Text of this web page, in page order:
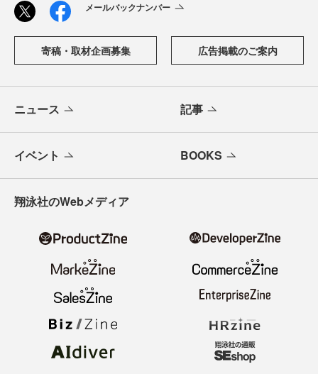
メールバックナンバー
寄稿・取材企画募集 広告掲載のご案内
ニュース 記事
イベント BOOKS
翔泳社のWebメディア